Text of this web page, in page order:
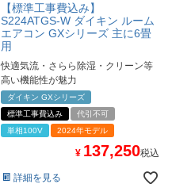
【標準工事費込み】
S224ATGS-W ダイキン ルーム
エアコン GXシリーズ 主に6畳
用
快適気流・さらら除湿・クリーン等
高い機能性が魅力
ダイキン GXシリーズ
標準工事費込み
代引不可
単相100V
2024年モデル
¥ 137,250税込
詳細を見る